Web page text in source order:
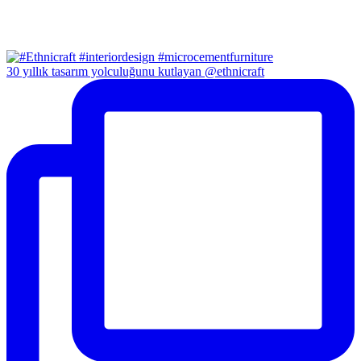
30 yıllık tasarım yolculuğunu kutlayan @ethnicraft